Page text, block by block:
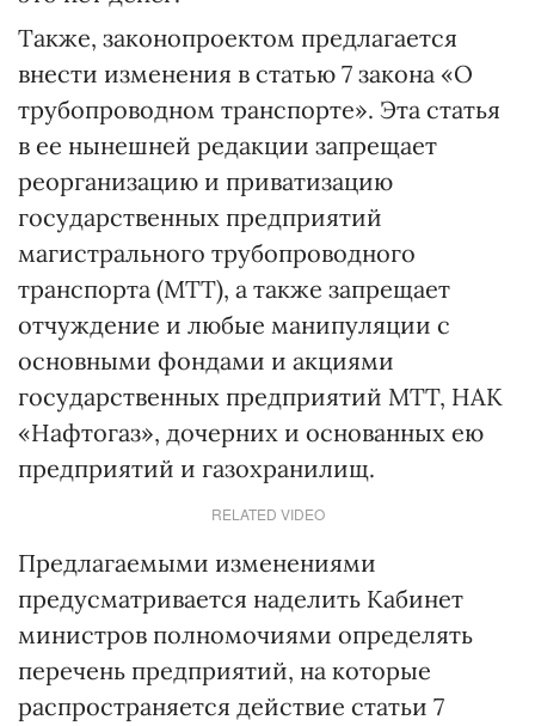
Также, законопроектом предлагается
внести изменения в статью 7 закона «О
трубопроводном транспорте». Эта статья
в ее нынешней редакции запрещает
реорганизацию и приватизацию
государственных предприятий
магистрального трубопроводного
транспорта (МТТ), а также запрещает
отчуждение и любые манипуляции с
основными фондами и акциями
государственных предприятий МТТ, НАК
«Нафтогаз», дочерних и основанных ею
предприятий и газохранилищ.
RELATED VIDEO
Предлагаемыми изменениями
предусматривается наделить Кабинет
министров полномочиями определять
перечень предприятий, на которые
распространяется действие статьи 7